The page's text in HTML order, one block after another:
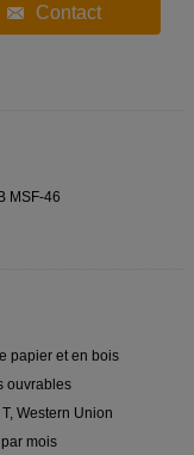
Contact
MSF-46
papier et en bois
ouvrables
T, Western Union
mois